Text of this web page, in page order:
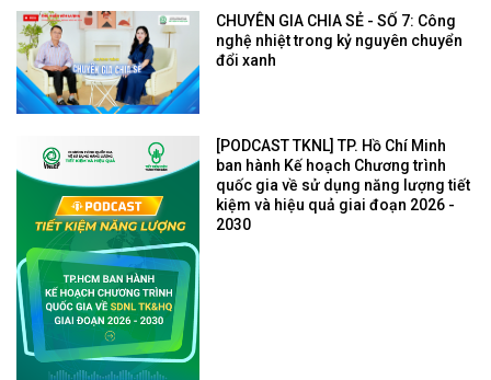
CHUYÊN GIA CHIA SẺ - SỐ 7: Công
nghệ nhiệt trong kỷ nguyên chuyển
đổi xanh
[PODCAST TKNL] TP. Hồ Chí Minh
ban hành Kế hoạch Chương trình
quốc gia về sử dụng năng lượng tiết
kiệm và hiệu quả giai đoạn 2026 -
2030